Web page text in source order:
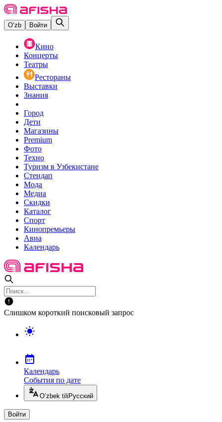
O‘zb Войти
Кино
Концерты
Театры
Рестораны
Выставки
Знания
Город
Дети
Магазины
Premium
Фото
Техно
Туризм в Узбекистане
Стендап
Мода
Медиа
Скидки
Каталог
Спорт
Кинопремьеры
Авиа
Календарь
Слишком короткий поисковый запрос
Календарь
События по дате
O’zbek tili Русский
Войти